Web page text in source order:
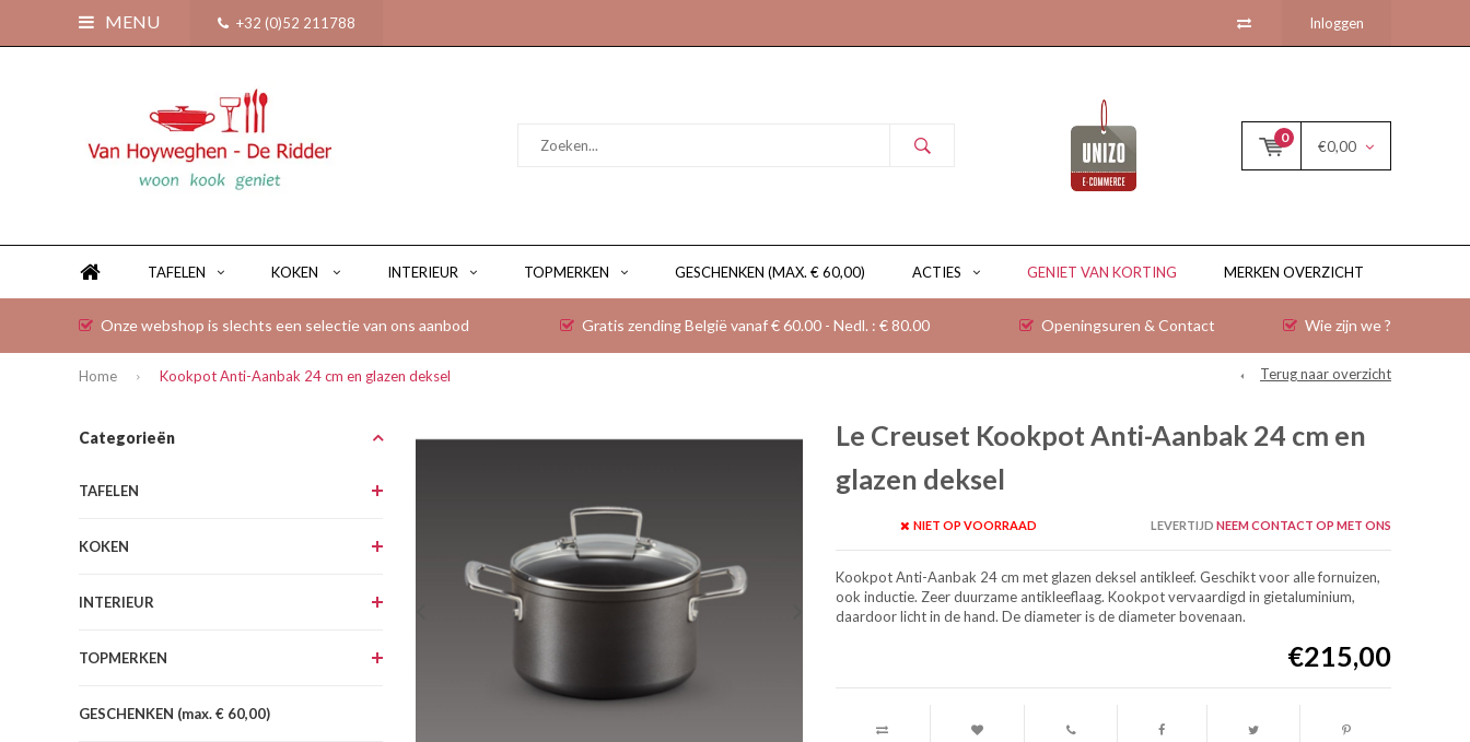
MENU +32 (0)52 211788 Inloggen
0
€0,00
TAFELEN KOKEN INTERIEUR TOPMERKEN GESCHENKEN (MAX. € 60,00) ACTIES GENIET VAN KORTING MERKEN OVERZICHT
Onze webshop is slechts een selectie van ons aanbod Gratis zending België vanaf € 60.00 - Nedl. : € 80.00 Openingsuren & Contact Wie zijn we ?
Home Kookpot Anti-Aanbak 24 cm en glazen deksel Terug naar overzicht
Categorieën
TAFELEN
KOKEN
INTERIEUR
TOPMERKEN
GESCHENKEN (max. € 60,00)
Le Creuset Kookpot Anti-Aanbak 24 cm en
glazen deksel
NIET OP VOORRAAD LEVERTIJD NEEM CONTACT OP MET ONS
Kookpot Anti-Aanbak 24 cm met glazen deksel antikleef. Geschikt voor alle fornuizen,
ook inductie. Zeer duurzame antikleeflaag. Kookpot vervaardigd in gietaluminium,
daardoor licht in de hand. De diameter is de diameter bovenaan.
€215,00